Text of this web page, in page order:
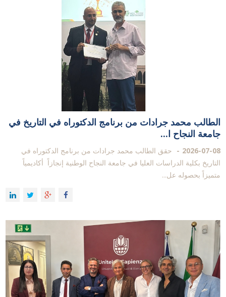
الطالب محمد جرادات من برنامج الدكتوراه في التاريخ في
جامعة النجاح ا...
2026-07-08
حقق الطالب محمد جرادات من برنامج الدكتوراه في
التاريخ بكلية الدراسات العليا في جامعة النجاح الوطنية إنجازاً أكاديمياً
متميزاً بحصوله عل...